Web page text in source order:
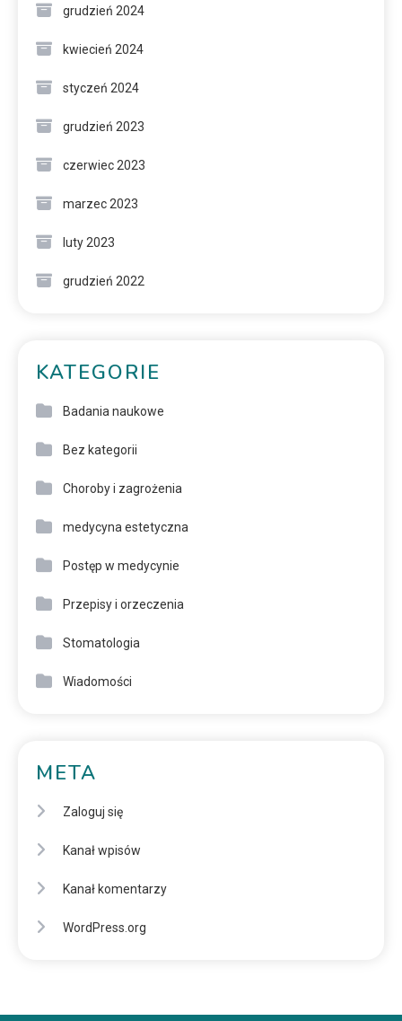
grudzień 2024
kwiecień 2024
styczeń 2024
grudzień 2023
czerwiec 2023
marzec 2023
luty 2023
grudzień 2022
KATEGORIE
Badania naukowe
Bez kategorii
Choroby i zagrożenia
medycyna estetyczna
Postęp w medycynie
Przepisy i orzeczenia
Stomatologia
Wiadomości
META
Zaloguj się
Kanał wpisów
Kanał komentarzy
WordPress.org